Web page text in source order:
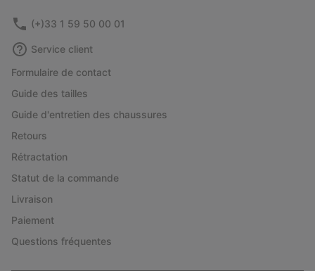
(+)33 1 59 50 00 01
Service client
Formulaire de contact
Guide des tailles
Guide d'entretien des chaussures
Retours
Rétractation
Statut de la commande
Livraison
Paiement
Questions fréquentes